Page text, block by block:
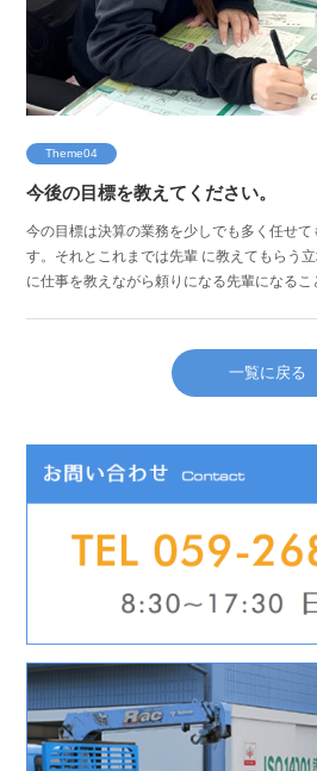
Theme04
今後の目標を教えてください。
今の目標は決算の業務を少しでも多く任せ
す。それとこれまでは先輩 に教えてもらう
に仕事を教えながら頼りになる先輩になるこ
一覧に戻る